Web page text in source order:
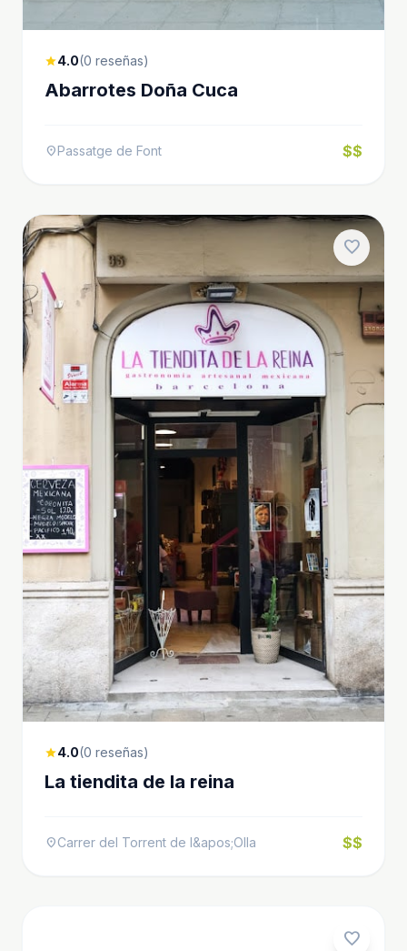
star4.0(0 reseñas)
Abarrotes Doña Cuca
location_onPassatge de Font $$
favorite
star4.0(0 reseñas)
La tiendita de la reina
location_onCarrer del Torrent de l&apos;Olla $$
favorite